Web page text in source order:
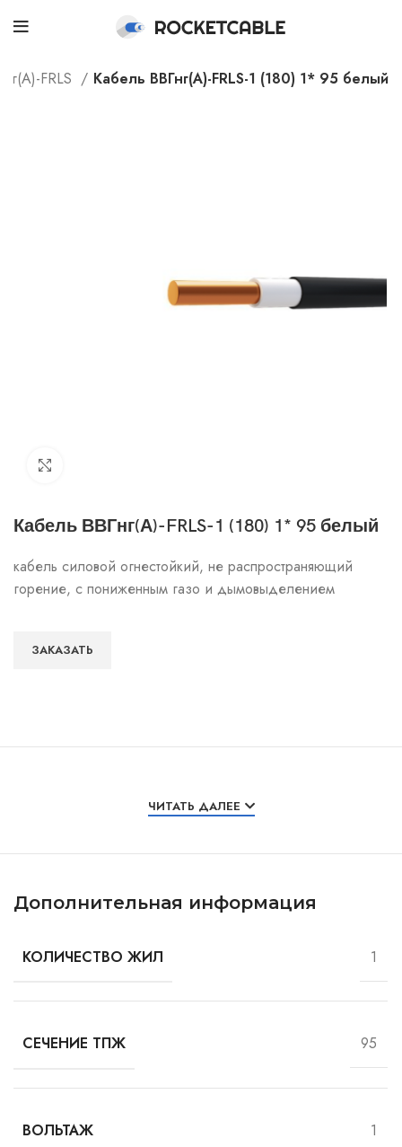
FRLS Кабель ВВГнг(А)-FRLS-1 (180) 1* 95 белый
Кабель ВВГнг(А)-FRLS-1 (180) 1* 95 белый
кабель силовой огнестойкий, не распространяющий
горение, с пониженным газо и дымовыделением
ЗАКАЗАТЬ
ЧИТАТЬ ДАЛЕЕ
Дополнительная информация
КОЛИЧЕСТВО ЖИЛ 1
СЕЧЕНИЕ ТПЖ 95
ВОЛЬТАЖ 1